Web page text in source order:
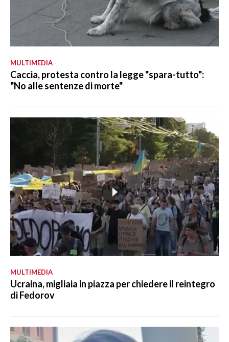
MULTIMEDIA
Caccia, protesta contro la legge "spara-tutto":
"No alle sentenze di morte"
MULTIMEDIA
Ucraina, migliaia in piazza per chiedere il reintegro
di Fedorov